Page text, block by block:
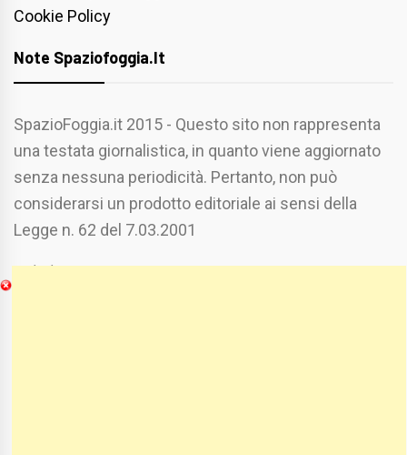
Cookie Policy
Note Spaziofoggia.it
SpazioFoggia.it 2015 - Questo sito non rappresenta
una testata giornalistica, in quanto viene aggiornato
senza nessuna periodicità. Pertanto, non può
considerarsi un prodotto editoriale ai sensi della
Legge n. 62 del 7.03.2001
Chi Siamo